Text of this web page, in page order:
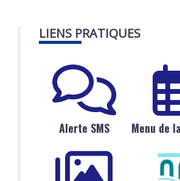
LIENS PRATIQUES
Alerte SMS Menu de